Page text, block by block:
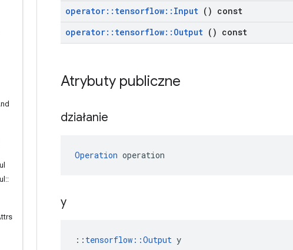
::
operator:: tensorflow:: Input () const
operator:: tensorflow:: Output () const
Atrybuty publiczne
działanie
Operation operation
y
:: tensorflow::Output y